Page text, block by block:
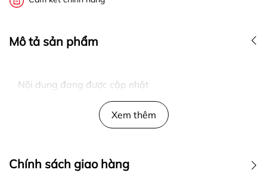
Mô tả sản phẩm
Nội dung đang được cập nhật
Xem thêm
Chính sách giao hàng